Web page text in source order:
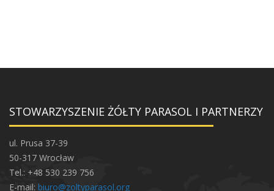
STOWARZYSZENIE ŻÓŁTY PARASOL I PARTNERZY
ul. Prusa 37-39
50-317 Wrocław
Tel.: +48 530 239 756
E-mail: biuro@zoltyparasol.org